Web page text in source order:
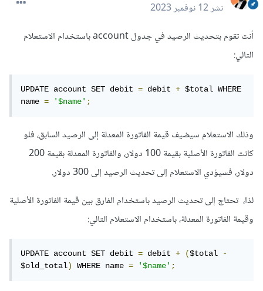
نشر12 نوفمبر 2023
أنت تقوم بتحديث الرصيد في جدول account باستخدام الاستعلام
التالي:
UPDATE account SET debit = debit + $total WHERE
name = '$name';
وذلك الاستعلام سيضيف قيمة الفاتورة المعدلة إلى الرصيد السابق، فلو
كانت الفاتورة الأصلية بقيمة 100 دولار، والفاتورة المعدلة بقيمة 200
دولار، فسيؤدي الاستعلام إلى تحديث الرصيد إلى 300 دولار.
لذا، تحتاج إلى تحديث الرصيد باستخدام الفارق بين قيمة الفاتورة الأصلية
وقيمة الفاتورة المعدلة، باستخدام الاستعلام التالي:
UPDATE account SET debit = debit + ($total -
$old_total) WHERE name = '$name';